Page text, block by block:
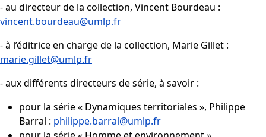
- au directeur de la collection, Vincent Bourdeau :
vincent.bourdeau@umlp.fr
- à l’éditrice en charge de la collection, Marie Gillet :
marie.gillet@umlp.fr
- aux différents directeurs de série, à savoir :
pour la série « Dynamiques territoriales », Philippe
Barral : philippe.barral@umlp.fr